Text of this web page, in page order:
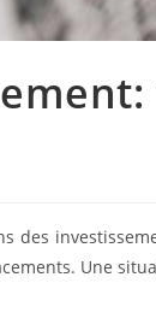
des
Une